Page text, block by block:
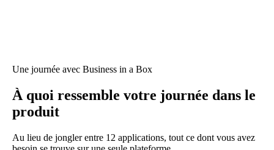
Une journée avec Business in a Box
À quoi ressemble votre journée dans le
produit
Au lieu de jongler entre 12 applications, tout ce dont vous avez